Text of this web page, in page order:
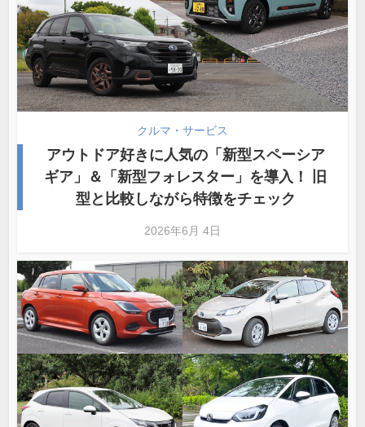
クルマ・サービス
アウトドア好きに人気の「新型スペーシア
ギア」＆「新型フォレスター」を導入！ 旧
型と比較しながら特徴をチェック
2026年6月 4日